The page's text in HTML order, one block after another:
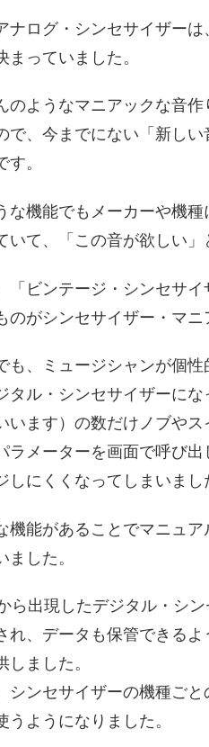
ナログ・シンセサイザー
まっていました。
のようなマニアックな音
で、今までにない「新し
す。
な機能でもメーカーや機
いて、「この音が欲しい
「ビンテージ・シンセサ
のがシンセサイザー・マニ
も、ミュージシャンが個
タル・シンセサイザーに
います）の数だけノブや
ラメーターを画面で呼び
しにくくなってしまいまし
機能があることでマニュ
ました。
ら出現したデジタル・シ
れ、データも保管できる
しました。
シンセサイザーの機種ご
うようになりました。